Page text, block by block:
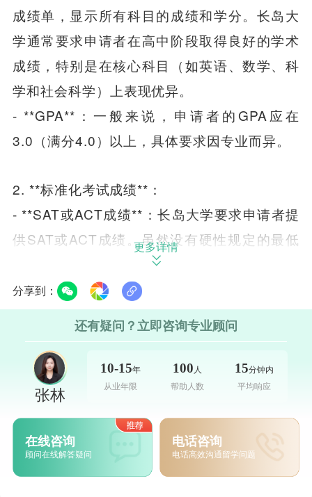
成绩单，显示所有科目的成绩和学分。长岛大
学通常要求申请者在高中阶段取得良好的学术
成绩，特别是在核心科目（如英语、数学、科
学和社会科学）上表现优异。
- **GPA**：一般来说，申请者的GPA应在
3.0（满分4.0）以上，具体要求因专业而异。
2. **标准化考试成绩**：
- **SAT或ACT成绩**：长岛大学要求申请者提
供SAT或ACT成绩。虽然没有硬性规定的最低
分数，但高分的标准化考试成绩可以显著提高
申请成功率。
3. **英语语言能力**：
- **语言考试**：对于国际申请者，长岛大学要
求提供英语语言成绩，如托福（TOEFL）或雅
79分，雅思总分不低于6.5分。
更多详情
分享到：
还有疑问？立即咨询专业顾问
张林
10-15年
从业年限
100 人
帮助人数
15分钟内
平均响应
在线咨询
顾问在线解答疑问
电话咨询
电话高效沟通留学问题